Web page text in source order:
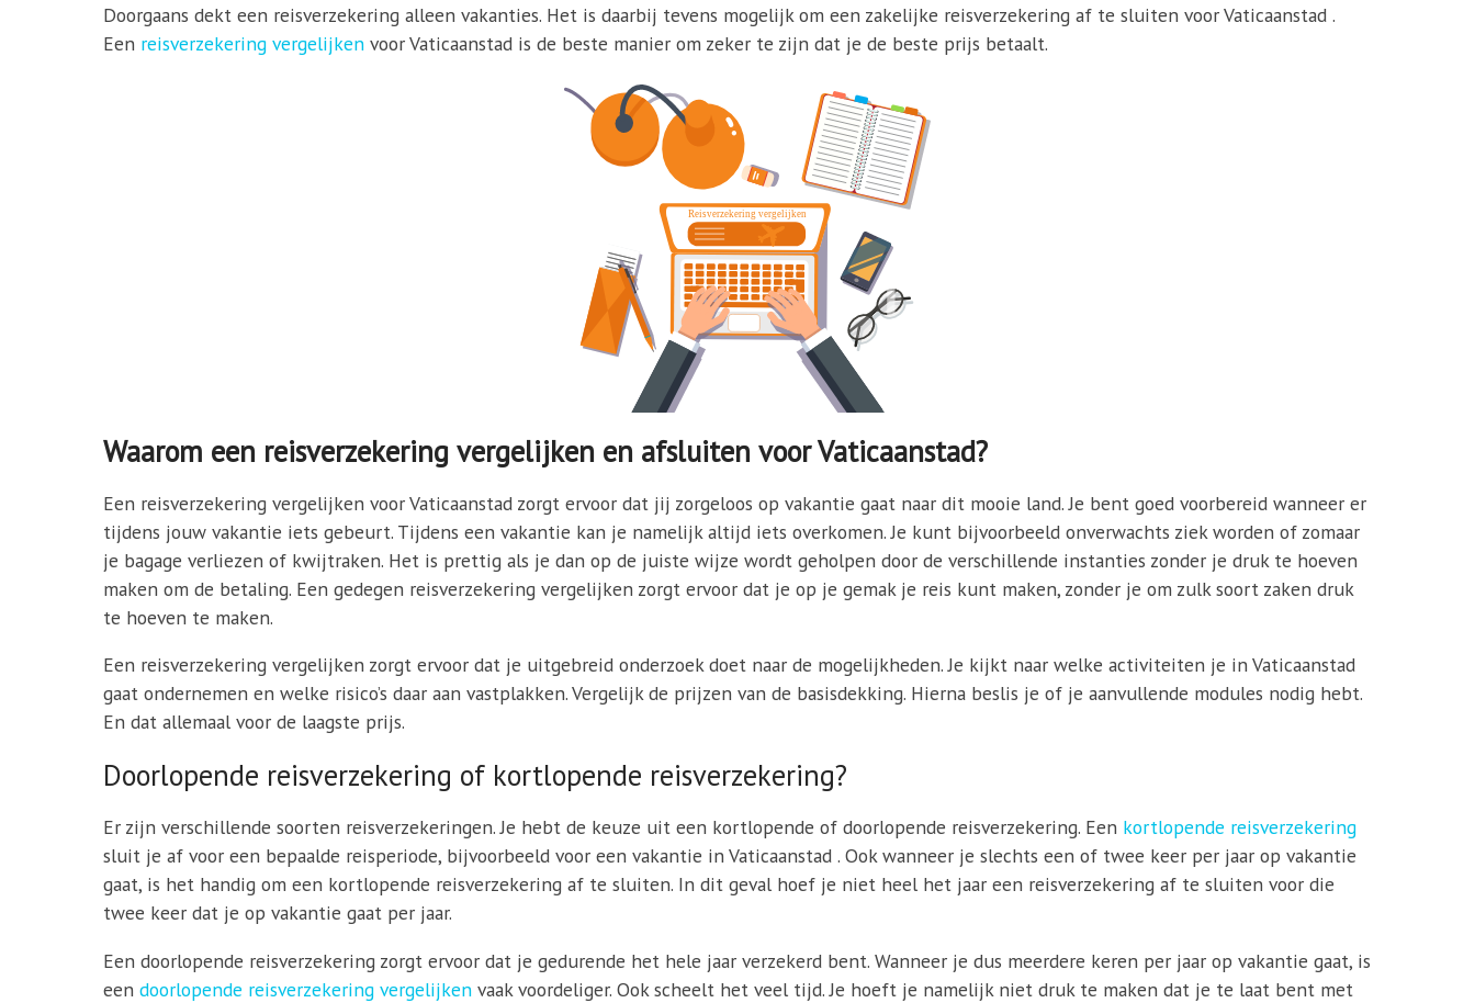
Doorgaans dekt een reisverzekering alleen vakanties. Het is daarbij tevens mogelijk om een zakelijke reisverzekering af te sluiten voor Vaticaanstad .
Een reisverzekering vergelijken voor Vaticaanstad is de beste manier om zeker te zijn dat je de beste prijs betaalt.
Waarom een reisverzekering vergelijken en afsluiten voor Vaticaanstad?
Een reisverzekering vergelijken voor Vaticaanstad zorgt ervoor dat jij zorgeloos op vakantie gaat naar dit mooie land. Je bent goed voorbereid wanneer er
tijdens jouw vakantie iets gebeurt. Tijdens een vakantie kan je namelijk altijd iets overkomen. Je kunt bijvoorbeeld onverwachts ziek worden of zomaar
je bagage verliezen of kwijtraken. Het is prettig als je dan op de juiste wijze wordt geholpen door de verschillende instanties zonder je druk te hoeven
maken om de betaling. Een gedegen reisverzekering vergelijken zorgt ervoor dat je op je gemak je reis kunt maken, zonder je om zulk soort zaken druk
te hoeven te maken.
Een reisverzekering vergelijken zorgt ervoor dat je uitgebreid onderzoek doet naar de mogelijkheden. Je kijkt naar welke activiteiten je in Vaticaanstad
gaat ondernemen en welke risico’s daar aan vastplakken. Vergelijk de prijzen van de basisdekking. Hierna beslis je of je aanvullende modules nodig hebt.
En dat allemaal voor de laagste prijs.
Doorlopende reisverzekering of kortlopende reisverzekering?
Er zijn verschillende soorten reisverzekeringen. Je hebt de keuze uit een kortlopende of doorlopende reisverzekering. Een kortlopende reisverzekering
sluit je af voor een bepaalde reisperiode, bijvoorbeeld voor een vakantie in Vaticaanstad . Ook wanneer je slechts een of twee keer per jaar op vakantie
gaat, is het handig om een kortlopende reisverzekering af te sluiten. In dit geval hoef je niet heel het jaar een reisverzekering af te sluiten voor die
twee keer dat je op vakantie gaat per jaar.
Een doorlopende reisverzekering zorgt ervoor dat je gedurende het hele jaar verzekerd bent. Wanneer je dus meerdere keren per jaar op vakantie gaat, is
eendoorlopende reisverzekering vergelijken vaak voordeliger. Ook scheelt het veel tijd. Je hoeft je namelijk niet druk te maken dat je te laat bent met